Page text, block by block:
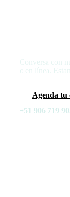
Conversa con
o en línea.
Agenda tu
+51 906 719